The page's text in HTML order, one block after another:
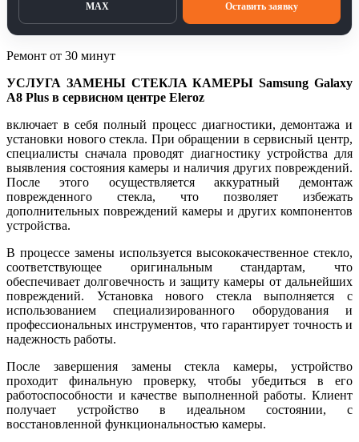
MAX Оставить заявку
Ремонт от 30 минут
УСЛУГА ЗАМЕНЫ СТЕКЛА КАМЕРЫ Samsung Galaxy
A8 Plus в сервисном центре Eleroz
включает в себя полный процесс диагностики, демонтажа и
установки нового стекла. При обращении в сервисный центр,
специалисты сначала проводят диагностику устройства для
выявления состояния камеры и наличия других повреждений.
После этого осуществляется аккуратный демонтаж
поврежденного стекла, что позволяет избежать
дополнительных повреждений камеры и других компонентов
устройства.
В процессе замены используется высококачественное стекло,
соответствующее оригинальным стандартам, что
обеспечивает долговечность и защиту камеры от дальнейших
повреждений. Установка нового стекла выполняется с
использованием специализированного оборудования и
профессиональных инструментов, что гарантирует точность и
надежность работы.
После завершения замены стекла камеры, устройство
проходит финальную проверку, чтобы убедиться в его
работоспособности и качестве выполненной работы. Клиент
получает устройство в идеальном состоянии, с
восстановленной функциональностью камеры.